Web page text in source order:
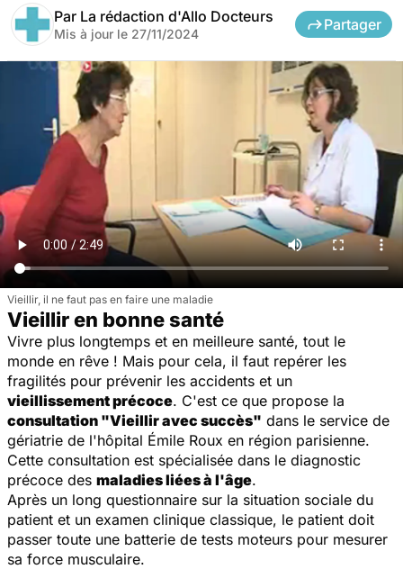
Par La rédaction d'Allo Docteurs
Mis à jour le 27/11/2024
Partager
Vieillir, il ne faut pas en faire une maladie
Vieillir en bonne santé
Vivre plus longtemps et en meilleure santé, tout le
monde en rêve ! Mais pour cela, il faut repérer les
fragilités pour prévenir les accidents et un
vieillissement précoce. C'est ce que propose la
consultation "Vieillir avec succès" dans le service de
gériatrie de l'hôpital Émile Roux en région parisienne.
Cette consultation est spécialisée dans le diagnostic
précoce des maladies liées à l'âge.
Après un long questionnaire sur la situation sociale du
patient et un examen clinique classique, le patient doit
passer toute une batterie de tests moteurs pour mesurer
sa force musculaire.